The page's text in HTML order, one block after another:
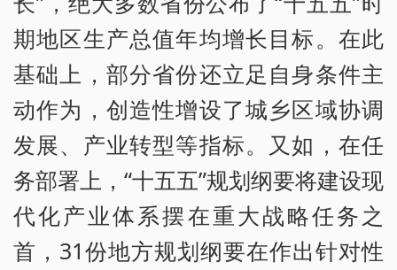
期地区生产总值年均增长目标。在此
基础上，部分省份还立足自身条件主
动作为，创造性增设了城乡区域协调
发展、产业转型等指标。又如，在任
务部署上，“十五五”规划纲要将建设现
代化产业体系摆在重大战略任务之
首，31份地方规划纲要在作出针对性